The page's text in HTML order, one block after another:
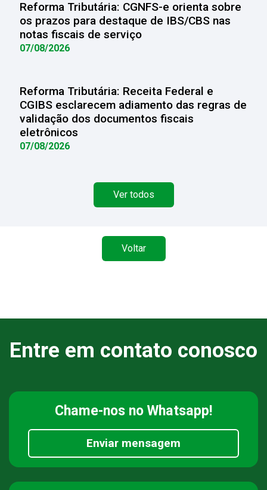
Reforma Tributária: CGNFS-e orienta sobre
os prazos para destaque de IBS/CBS nas
notas fiscais de serviço
07/08/2026
Reforma Tributária: Receita Federal e
CGIBS esclarecem adiamento das regras de
validação dos documentos fiscais
eletrônicos
07/08/2026
Ver todos
Voltar
Entre em contato conosco
Chame-nos no Whatsapp!
Enviar mensagem